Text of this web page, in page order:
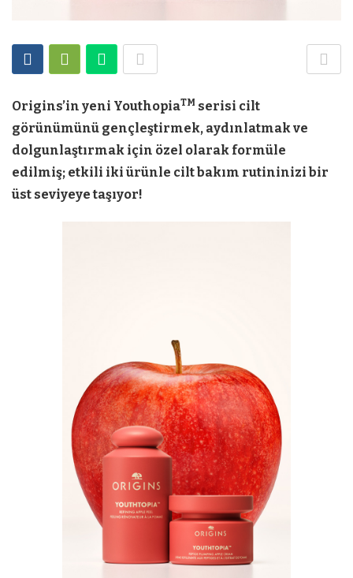
Origins’in yeni YouthopiaTM serisi cilt
görünümünü gençleştirmek, aydınlatmak ve
dolgunlaştırmak için özel olarak formüle
edilmiş; etkili iki ürünle cilt bakım rutininizi bir
üst seviyeye taşıyor!